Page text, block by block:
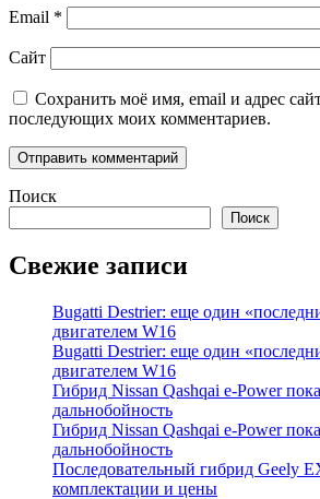
Email *
Сайт
Сохранить моё имя, email и адрес
последующих моих комментариев.
Поиск
Поиск
Свежие записи
Bugatti Destrier: еще один
двигателем W16
Bugatti Destrier: еще один
двигателем W16
Гибрид Nissan Qashqai e-Power
дальнобойность
Гибрид Nissan Qashqai e-Power
дальнобойность
Последовательный гибрид Geely
комплектации и цены